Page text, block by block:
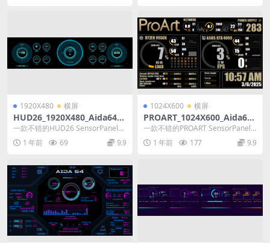
1920X480 横屏
HUD26_1920X480_Aida64_S
ensorPanel模板
一款不错的HUD26 SensorPanel模
板
1 年前 69 9.9
1024X600 横屏
PROART_1024X600_Aida64_
SensorPanel模板
一款不错的PROART SensorPanel
模板
1 年前 177 9.9